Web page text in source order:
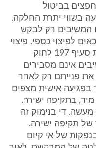
בביטול
בשווי יתרת החלקה.
המשיבים רק לבקש
לפיצוי כספי. פיצוי
זה הם רשאים לקבל רק במסגרת סעיף 197 לחוק
אינם מסבירים
את פנייתם רק לאחר
אישית מצפים
בתקיפה ישירה.
די בנימוק זה
של תקיפה ישירה.
בנפקות של אי קיום